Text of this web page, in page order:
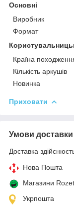
Основні
Виробник
Формат
Країна
Кількість аркушів
Новинка
Приховати
Умови доставки
Доставка
Нова Пошта
Магазини
Укрпошта